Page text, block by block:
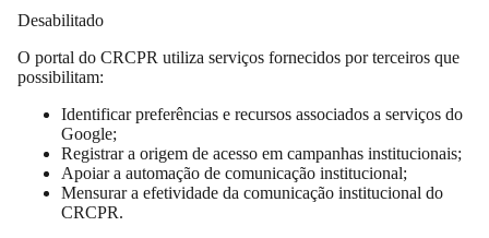
Desabilitado
O portal do CRCPR utiliza serviços fornecidos por terceiros que
possibilitam:
Identificar preferências e recursos associados a serviços do
Google;
Registrar a origem de acesso em campanhas institucionais;
Apoiar a automação de comunicação institucional;
Mensurar a efetividade da comunicação institucional do
CRCPR.